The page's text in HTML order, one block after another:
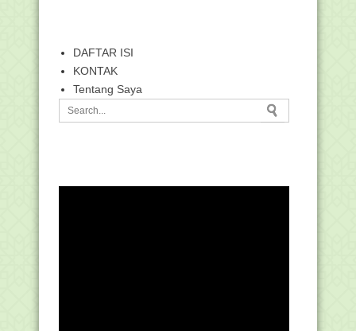
DAFTAR ISI
KONTAK
Tentang Saya